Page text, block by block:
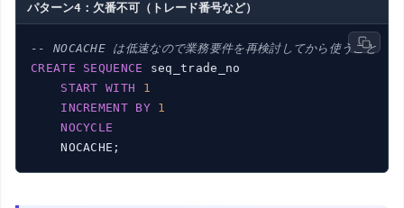
パターン4：欠番不可（トレード番号など）
-- NOCACHE は低速なので業務要件を再検討してから使うこと
CREATE
SEQUENCE
seq_trade_no
START
WITH
1
INCREMENT
BY
1
NOCYCLE